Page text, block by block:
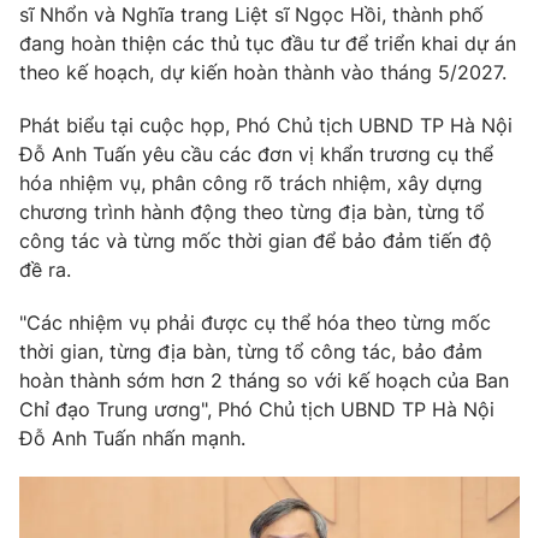
sĩ Nhổn và Nghĩa trang Liệt sĩ Ngọc Hồi, thành phố
đang hoàn thiện các thủ tục đầu tư để triển khai dự án
theo kế hoạch, dự kiến hoàn thành vào tháng 5/2027.
Phát biểu tại cuộc họp, Phó Chủ tịch UBND TP Hà Nội
Đỗ Anh Tuấn yêu cầu các đơn vị khẩn trương cụ thể
hóa nhiệm vụ, phân công rõ trách nhiệm, xây dựng
chương trình hành động theo từng địa bàn, từng tổ
công tác và từng mốc thời gian để bảo đảm tiến độ
đề ra.
"Các nhiệm vụ phải được cụ thể hóa theo từng mốc
thời gian, từng địa bàn, từng tổ công tác, bảo đảm
hoàn thành sớm hơn 2 tháng so với kế hoạch của Ban
Chỉ đạo Trung ương", Phó Chủ tịch UBND TP Hà Nội
Đỗ Anh Tuấn nhấn mạnh.